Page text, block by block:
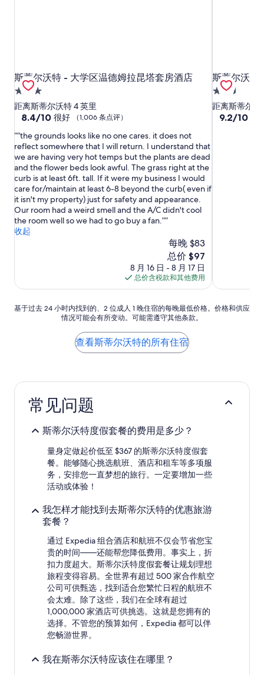
斯蒂尔沃特 - 大学区温德姆拉昆塔套房酒店
斯蒂尔沃特 - 大学区温德姆拉昆塔套房酒店
3.0
星
住
宿
距离斯蒂尔沃特 4 英里
8.4
总
分
10，
很
好，
（1,006
条
点
评）
8.4/10 很好 （1,006 条点评）
“the grounds looks like no one cares. it does not
reflect somewhere that I will return. I understand that
we are having very hot temps but the plants are dead
and the flower beds look awful. The grass right at the
curb is at least 6ft. tall. If it were my business I would
care for/maintain at least 6-8 beyond the curb( even if
it isn't my property) just for safety and appearance.
Our room had a weird smell and the A/C didn't cool
the room well so we had to go buy a fan.”
收起
每晚 $83
新
价
格
$97
总价 $97
8 月 16 日 - 8 月 17 日
总价含税款和其他费用
斯蒂尔沃特
斯蒂尔沃特
2.5
星
住
距离斯蒂尔沃
9.2
9.2/10
基
内
基于过去 24 小时内找到的、2 位成人 1 晚住宿的每晚最低价格。价格和供应
情况可能会有所变动。可能需遵守其他条款。
查看斯蒂尔沃特的所有住宿
常见问题
斯蒂尔沃特度假套餐的费用是多少？
量身定做起价低至 $367 的斯蒂尔沃特度假套
餐。能够随心挑选航班、酒店和租车等多项服
务，安排您一直梦想的旅行。一定要增加一些
活动或体验！
我怎样才能找到去斯蒂尔沃特的优惠旅游
套餐？
通过 Expedia 组合酒店和航班不仅会节省您宝
贵的时间——还能帮您降低费用。事实上，折
扣力度超大。斯蒂尔沃特度假套餐让规划理想
旅程变得容易。全世界有超过 500 家合作航空
公司可供甄选，找到适合您繁忙日程的航班不
会太难。除了这些，我们在全球有超过
1,000,000 家酒店可供挑选。这就是您拥有的
选择。不管您的预算如何，Expedia 都可以伴
您畅游世界。
我在斯蒂尔沃特应该住在哪里？